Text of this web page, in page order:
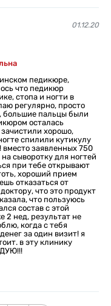
01.12.20
педикюре,
что педикюр
стопа и ногти в
регулярно, просто
пальцы были
осталась
хорошо,
спилили кутикулу
заявленных 750
сыворотку для ногтей
при тебе открывают
хороший прием
отказаться от
что это продукт
что пользуюсь
состав с этой
2 нед, результат не
когда с тебя
за один визит! я
в эту клинику